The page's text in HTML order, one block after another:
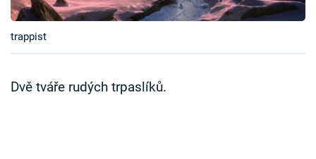
Přihlášení
Sledujte nás
trappist
Dvě tváře rudých trpaslíků.